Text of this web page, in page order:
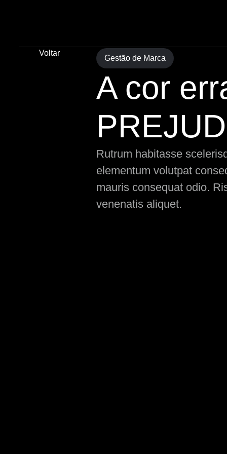
Voltar
Gestão de Marca
A cor
Rutrum habitasse
elementum volutpat
mauris consequat odio.
venenatis aliquet.